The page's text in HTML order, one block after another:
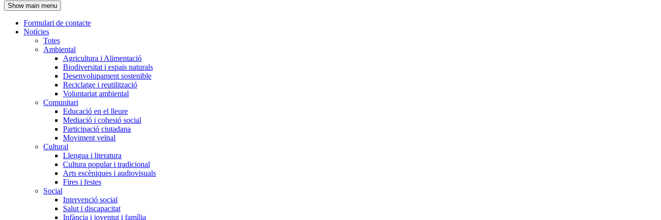
l'encapçalament
Show main menu
Navegació
principal
Formulari de contacte
Notícies
Totes
Ambiental
Agricultura i Alimentació
Biodiversitat i espais naturals
Desenvolupament sostenible
Reciclatge i reutilització
Voluntariat ambiental
Comunitari
Educació en el lleure
Mediació i cohesió social
Participació ciutadana
Moviment veïnal
Cultural
Llengua i literatura
Cultura popular i tradicional
Arts escèniques i audiovisuals
Fires i festes
Social
Intervenció social
Salut i discapacitat
Infància i joventut i família